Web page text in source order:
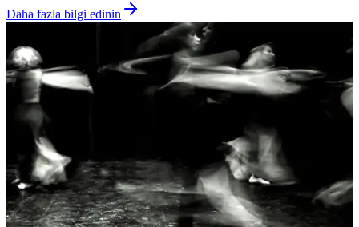
Daha fazla bilgi edinin